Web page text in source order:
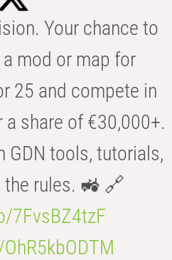
Your chance to
mod or map for
25 and compete in
share of €30,000+.
GDN tools, tutorials,
the rules. 🚜 🔗
7FvsBZ4tzF